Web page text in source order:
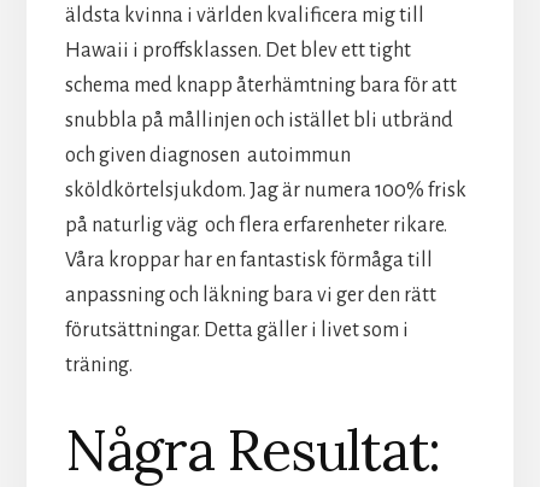
äldsta kvinna i världen kvalificera mig till
Hawaii i proffsklassen. Det blev ett tight
schema med knapp återhämtning bara för att
snubbla på mållinjen och istället bli utbränd
och given diagnosen autoimmun
sköldkörtelsjukdom. Jag är numera 100% frisk
på naturlig väg och flera erfarenheter rikare.
Våra kroppar har en fantastisk förmåga till
anpassning och läkning bara vi ger den rätt
förutsättningar. Detta gäller i livet som i
träning.
Några Resultat: